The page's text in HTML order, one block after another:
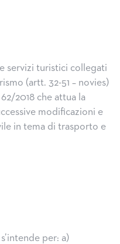
servizi turistici collegati
(artt. 32-51 – novies)
2018 che attua la
modificazioni e
in tema di trasporto e
per: a)